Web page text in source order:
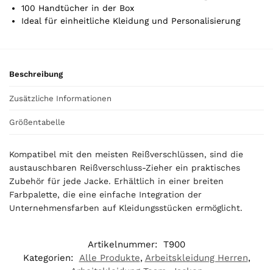
k
e
o
r
t
a
l
i
s
0
100 Handtücher in der Box
Ideal für einheitliche Kleidung und Personalisierung
Beschreibung
Zusätzliche Informationen
Größentabelle
Kompatibel mit den meisten Reißverschlüssen, sind die
austauschbaren Reißverschluss-Zieher ein praktisches
Zubehör für jede Jacke. Erhältlich in einer breiten
Farbpalette, die eine einfache Integration der
Unternehmensfarben auf Kleidungsstücken ermöglicht.
Artikelnummer: T900
Kategorien: Alle Produkte, Arbeitskleidung Herren,